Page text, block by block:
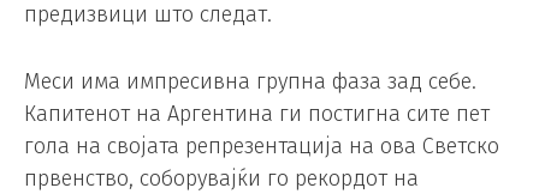
предизвици што следат.
Меси има импресивна групна фаза зад себе.
Капитенот на Аргентина ги постигна сите пет
гола на својата репрезентација на ова Светско
првенство, соборувајќи го рекордот на